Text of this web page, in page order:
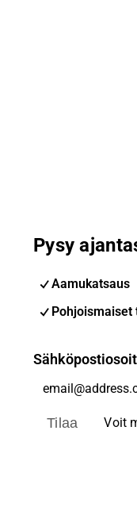
Pysy
Aamukatsaus
Pohjoismaiset
Tilaa Voit